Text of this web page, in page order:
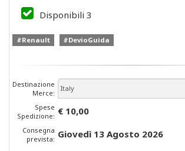
Disponibili 3
#Renault #DevioGuida
Destinazione
Merce:
Spese
Spedizione: € 10,00
Consegna
prevista: Giovedì 13 Agosto 2026